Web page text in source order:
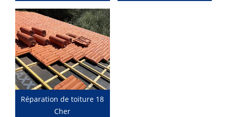
Réparation de toiture 18
Cher